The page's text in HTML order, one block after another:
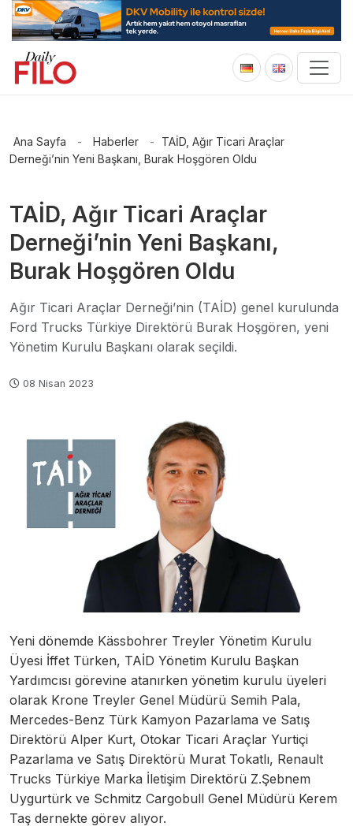
Ana Sayfa - Haberler -
TAİD, Ağır Ticari Araçlar
Derneği’nin Yeni Başkanı, Burak Hoşgören Oldu
TAİD, Ağır Ticari Araçlar
Derneği’nin Yeni Başkanı,
Burak Hoşgören Oldu
Ağır Ticari Araçlar Derneği’nin (TAİD) genel kurulunda
Ford Trucks Türkiye Direktörü Burak Hoşgören, yeni
Yönetim Kurulu Başkanı olarak seçildi.
08 Nisan 2023
Yeni dönemde Kässbohrer Treyler Yönetim Kurulu
Üyesi İffet Türken, TAİD Yönetim Kurulu Başkan
Yardımcısı görevine atanırken yönetim kurulu üyeleri
olarak Krone Treyler Genel Müdürü Semih Pala,
Mercedes-Benz Türk Kamyon Pazarlama ve Satış
Direktörü Alper Kurt, Otokar Ticari Araçlar Yurtiçi
Pazarlama ve Satış Direktörü Murat Tokatlı, Renault
Trucks Türkiye Marka İletişim Direktörü Z.Şebnem
Uygurtürk ve Schmitz Cargobull Genel Müdürü Kerem
Taş dernekte görev alıyor.